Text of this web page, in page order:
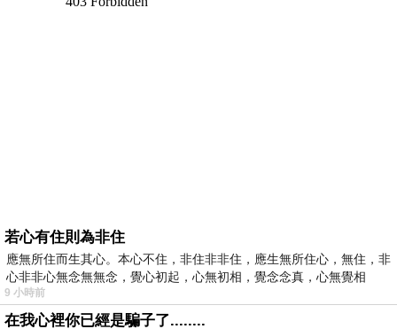
若心有住則為非住
應無所住而生其心。本心不住，非住非非住，應生無所住心，無住，非
心非非心無念無無念，覺心初起，心無初相，覺念念真，心無覺相
9 小時前
在我心裡你已經是騙子了........